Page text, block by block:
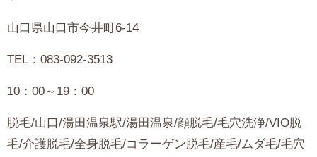
山口県山口市今井町6-14
TEL：083-092-3513
10：00～19：00
脱毛/山口/湯田温泉駅/湯田温泉/顔脱毛/毛穴洗浄/VIO脱
毛/介護脱毛/全身脱毛/コラーゲン脱毛/産毛/ムダ毛/毛穴